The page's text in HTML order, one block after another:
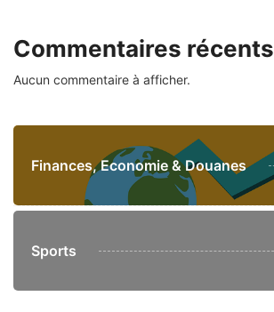
Commentaires récents
Aucun commentaire à afficher.
Finances, Economie & Douanes
Sports